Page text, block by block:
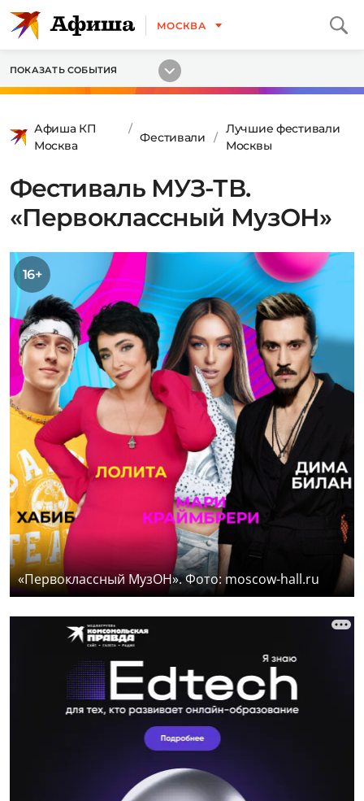
МОСКВА
ПОКАЗАТЬ СОБЫТИЯ
Афиша КП
Москва
Фестивали
Лучшие фестивали
Москвы
Фестиваль МУЗ-ТВ.
«Первоклассный МузОН»
16+
«Первоклассный МузОН». Фото: moscow-hall.ru